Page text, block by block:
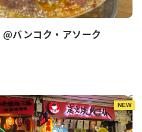
バンコク・アソーク
NEW